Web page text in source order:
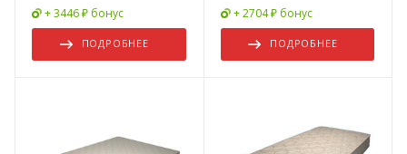
+ 3446 ₽ бонус
ПОДРОБНЕЕ
+ 2704 ₽ бонус
ПОДРОБНЕЕ